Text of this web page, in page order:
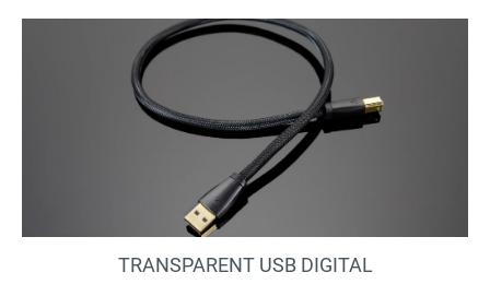
TRANSPARENT USB DIGITAL